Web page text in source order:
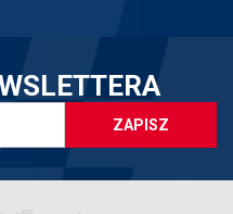
ZAPISZ